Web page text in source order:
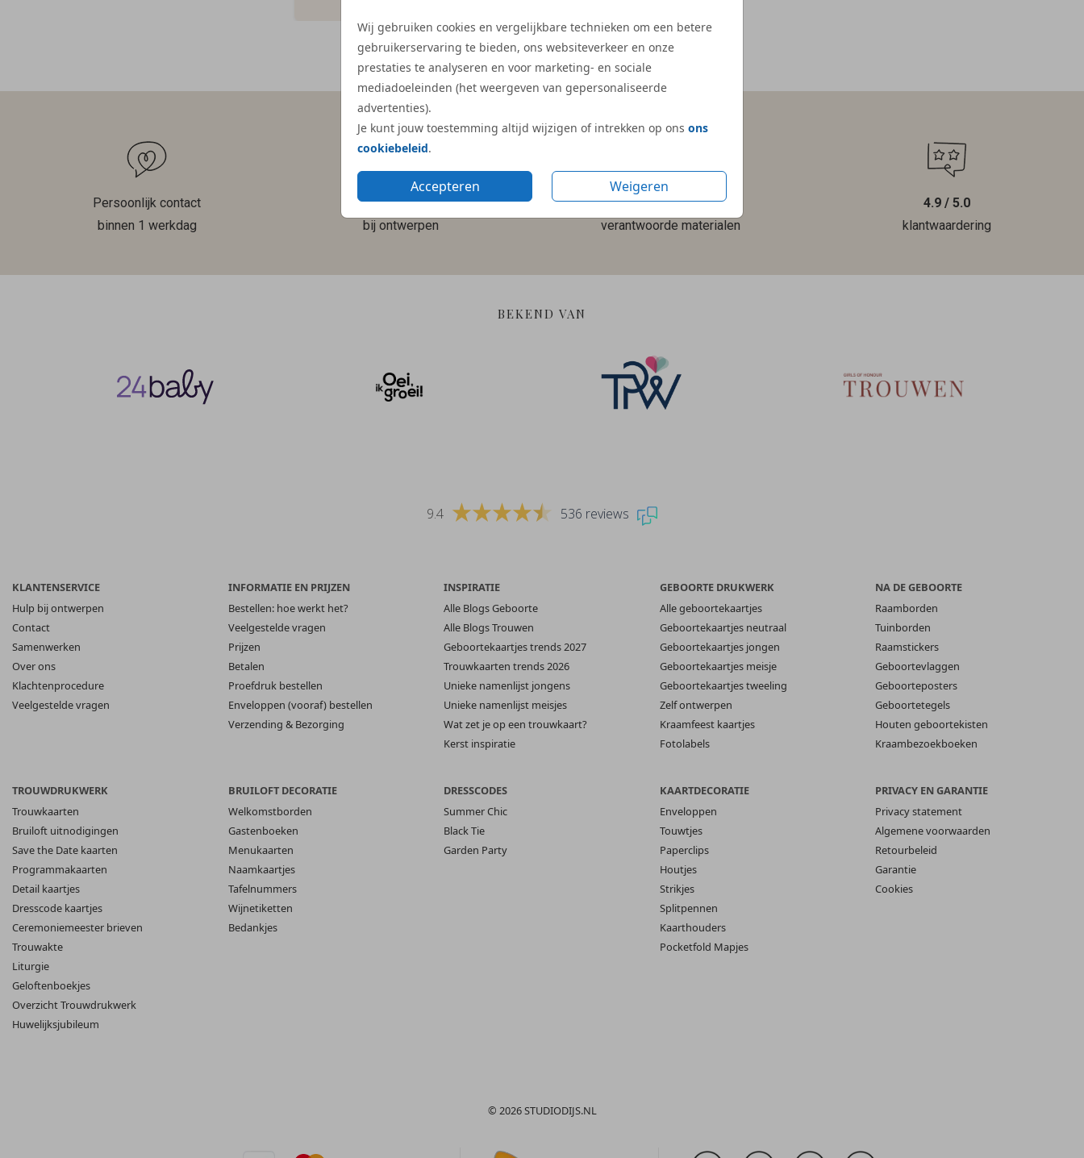
Wij gebruiken cookies en vergelijkbare technieken om een betere
gebruikerservaring te bieden, ons websiteverkeer en onze
prestaties te analyseren en voor marketing- en sociale
mediadoeleinden (het weergeven van gepersonaliseerde
advertenties).
Je kunt jouw toestemming altijd wijzigen of intrekken op ons ons
cookiebeleid.
Accepteren Weigeren
Meer reviews
Persoonlijk contact
binnen 1 werkdag
Gratis hulp
bij ontwerpen
Duurzame en
verantwoorde materialen
4.9 / 5.0
klantwaardering
BEKEND VAN
9.4 536 reviews
KLANTENSERVICE
Hulp bij ontwerpen
Contact
Samenwerken
Over ons
Klachtenprocedure
Veelgestelde vragen
INFORMATIE EN PRIJZEN
Bestellen: hoe werkt het?
Veelgestelde vragen
Prijzen
Betalen
Proefdruk bestellen
Enveloppen (vooraf) bestellen
Verzending & Bezorging
INSPIRATIE
Alle Blogs Geboorte
Alle Blogs Trouwen
Geboortekaartjes trends 2027
Trouwkaarten trends 2026
Unieke namenlijst jongens
Unieke namenlijst meisjes
Wat zet je op een trouwkaart?
Kerst inspiratie
GEBOORTE DRUKWERK
Alle geboortekaartjes
Geboortekaartjes neutraal
Geboortekaartjes jongen
Geboortekaartjes meisje
Geboortekaartjes tweeling
Zelf ontwerpen
Kraamfeest kaartjes
Fotolabels
NA DE GEBOORTE
Raamborden
Tuinborden
Raamstickers
Geboortevlaggen
Geboorteposters
Geboortetegels
Houten geboortekisten
Kraambezoekboeken
TROUWDRUKWERK
Trouwkaarten
Bruiloft uitnodigingen
Save the Date kaarten
Programmakaarten
Detail kaartjes
Dresscode kaartjes
Ceremoniemeester brieven
Trouwakte
Liturgie
Geloftenboekjes
Overzicht Trouwdrukwerk
Huwelijksjubileum
BRUILOFT DECORATIE
Welkomstborden
Gastenboeken
Menukaarten
Naamkaartjes
Tafelnummers
Wijnetiketten
Bedankjes
DRESSCODES
Summer Chic
Black Tie
Garden Party
KAARTDECORATIE
Enveloppen
Touwtjes
Paperclips
Houtjes
Strikjes
Splitpennen
Kaarthouders
Pocketfold Mapjes
PRIVACY EN GARANTIE
Privacy statement
Algemene voorwaarden
Retourbeleid
Garantie
Cookies
© 2026 STUDIODIJS.NL